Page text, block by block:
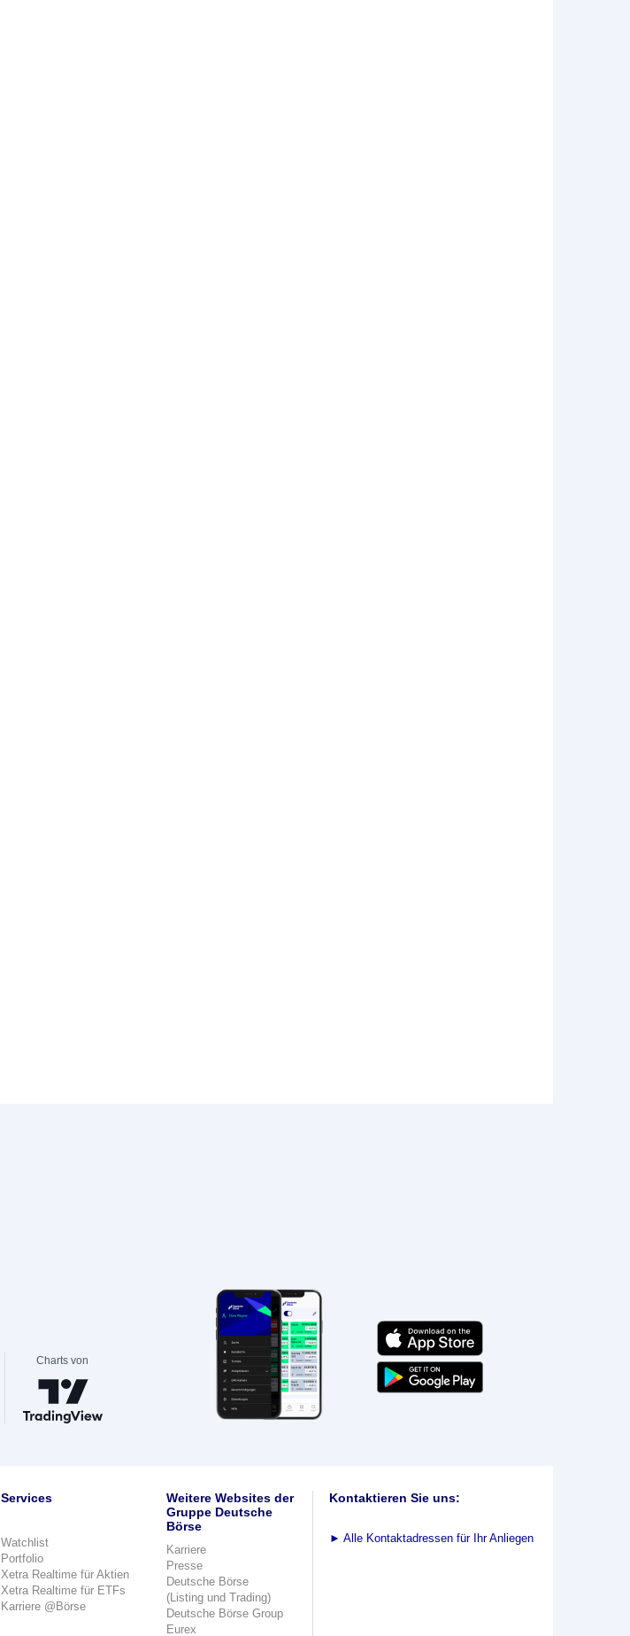
Charts von
Services
Watchlist
Portfolio
Xetra Realtime für Aktien
Xetra Realtime für ETFs
Karriere @Börse
Weitere Websites der
Gruppe Deutsche
Börse
Karriere
Presse
Deutsche Börse
(Listing und Trading)
Deutsche Börse Group
Eurex
Kontaktieren Sie uns:
► Alle Kontaktadressen für Ihr Anliegen